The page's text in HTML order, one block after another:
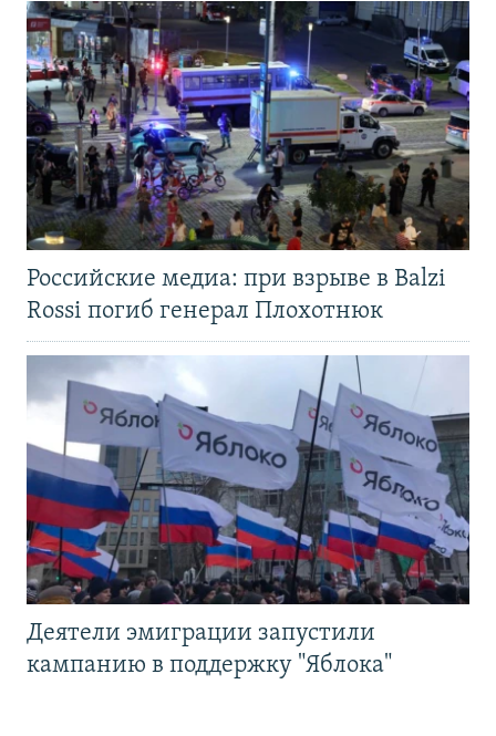
Российские медиа: при взрыве в Balzi
Rossi погиб генерал Плохотнюк
Деятели эмиграции запустили
кампанию в поддержку "Яблока"